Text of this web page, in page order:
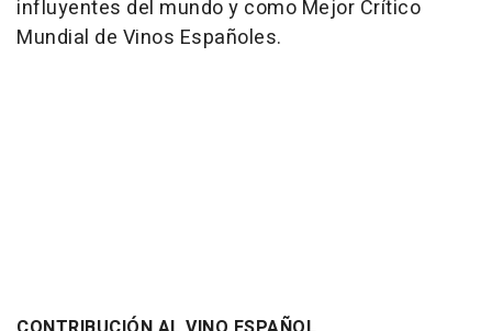
influyentes del mundo y como Mejor Crítico
Mundial de Vinos Españoles.